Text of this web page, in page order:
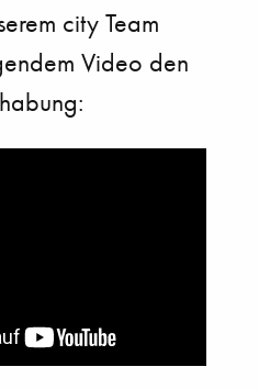
city Team
Video den